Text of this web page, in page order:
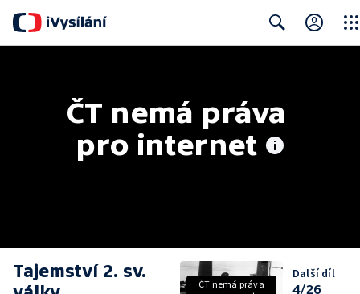
ČT nemá práva
pro internet
Tajemství 2. sv.
ČT nemá práva
Další díl
4/26